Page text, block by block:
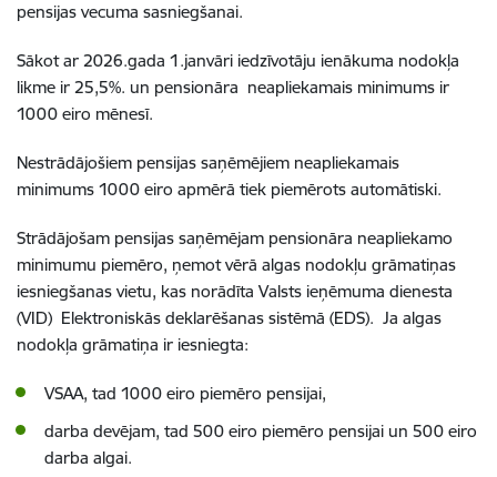
pensijas vecuma sasniegšanai.
Sākot ar 2026.gada 1.janvāri iedzīvotāju ienākuma nodokļa
likme ir 25,5%. un pensionāra neapliekamais minimums ir
1000 eiro mēnesī.
Nestrādājošiem pensijas saņēmējiem neapliekamais
minimums 1000 eiro apmērā tiek piemērots automātiski.
Strādājošam pensijas saņēmējam pensionāra neapliekamo
minimumu piemēro, ņemot vērā algas nodokļu grāmatiņas
iesniegšanas vietu, kas norādīta Valsts ieņēmuma dienesta
(VID) Elektroniskās deklarēšanas sistēmā (EDS). Ja algas
nodokļa grāmatiņa ir iesniegta:
VSAA, tad 1000 eiro piemēro pensijai,
darba devējam, tad 500 eiro piemēro pensijai un 500 eiro
darba algai.